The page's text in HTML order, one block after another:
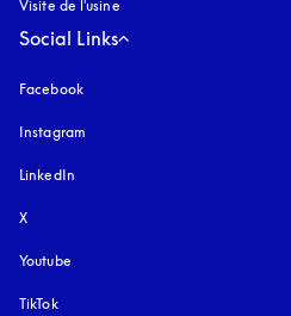
Visite de l'usine
Social Links
Facebook
Instagram
LinkedIn
X
Youtube
TikTok